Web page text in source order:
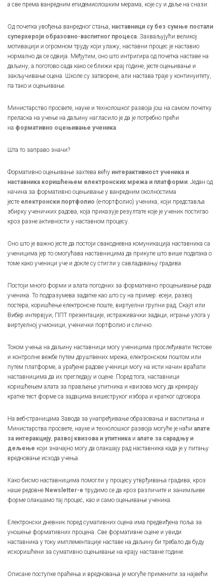
а све према ванредним епидемиолошким мерама, које су и даље на снази.
Од почетка увођења ванредног стања, наставници су без сумње постали
суперхероји образовно-васпитног процеса . Захваљујући великој
мотивацији и огромном труду који улажу, наставни процес је наставио
нормално да се одвија. Међутим, оно што интригира од почетка наставе на
даљину, а поготово сада како се ближи крај године, јесте оцењивање и
закључивање оцена. Школе су затворене, али настава траје у континуитету,
па тако и оцењивање.
Министарство просвете, науке и технолошког развоја још на самом почетку
преласка на учење на даљину нагласило је да је потребно прећи
на формативно оцењивање ученика
Шта то заправо значи?
Формативно оцењивањe захтева већу интерактивност ученика и
наставника коришћењем електронских мрежа и платформи . Један од
начина за формативно оцењивање у ванредним околностима
јесте електронски портфолио (е-портфолио) ученика, који представља
збирку ученичких радова, која приказује резултате које је ученик постигао
кроз разне активности у наставном процесу.
Оно што је важно јесте да постоји свакодневна комуникација наставника са
ученицима јер то омогућава наставницима да прикупе што више података о
томе како ученици уче и докле су стигли у савладавању градива.
Постоји много форми и алата погодних за формативно процењивање рада
ученика. То подразумева задатке као што су на пример: есеји, развој
постера, коришћење електронске поште, виртуелни групни рад, Скајп или
Вибер интервјуи, ППТ презентације, истраживачки задаци, играње улога у
виртуелној учионици, ученички портфолио и слично.
Током учења на даљину наставници могу ученицима прослеђивати тестове
и контролне вежбе путем друштвених мрежа, електронском поштом или
путем платформе, а урађене радове ученици могу на исти начин враћати
наставницима да их прегледају и оцене. Поред тога, наставници
коришћењем алата за прављење упитника и квизова могу да креирају
кратке тест форме са задацима вишеструког избора и кратког одговора.
На веб-страницама Завода за унапређивање образовања и васпитања и
Министарства просвете, науке и технолошког развоја могуће је наћи алате
за интеракцију, развој квизова и упитника и алате за сарадњу и
дељење који значајно могу да олакшају рад наставника када је у питању
вредновање исхода учења.
Како бисмо наставницима помогли у процесу утврђивања градива, кроз
наше редовне Newsletter-e трудимо се да кроз различите и занимљиве
форме олакшамо тај процес, као и само оцењивање ученика.
Електронски дневник поред сумативних оцена има предвиђена поља за
уношење формативних процена. Све формативне оцене и увиди
наставника у току имплементације наставе на даљину би требало да буду
искоришћени за сумативно оцењивање на крају наставне године.
Описане поступке праћења и вредновања је могуће применити за највећи